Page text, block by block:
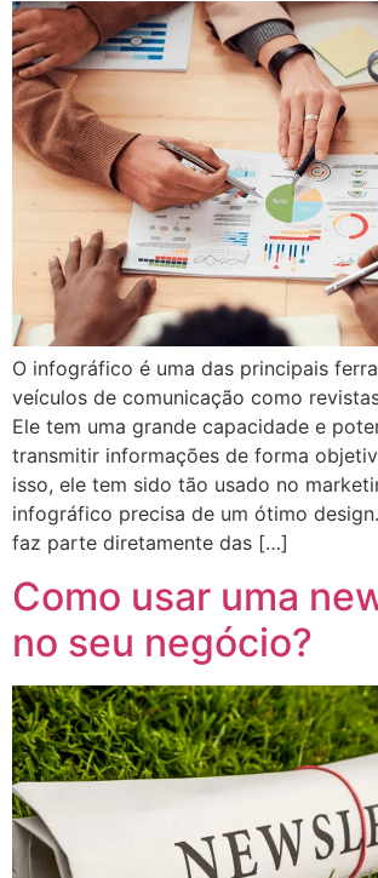
O infográfico é uma das principais
veículos de comunicação como
Ele tem uma grande capacidade e
transmitir informações de forma
isso, ele tem sido tão usado no
infográfico precisa de um ótimo
faz parte diretamente das […]
Como usar uma
no seu negócio?